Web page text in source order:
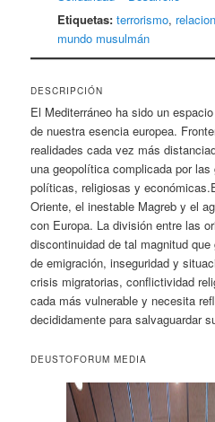
Etiquetas: terrorismo,
mundo musulmán
DESCRIPCIÓN
El Mediterráneo ha sido un
de nuestra esencia europea.
realidades cada vez más
una geopolítica complicada por
políticas, religiosas y
Oriente, el inestable Magreb y el
con Europa. La división entre las
discontinuidad de tal magnitud
de emigración, inseguridad y
crisis migratorias, conflictividad
cada más vulnerable y necesita
decididamente para salvaguardar
DEUSTOFORUM MEDIA